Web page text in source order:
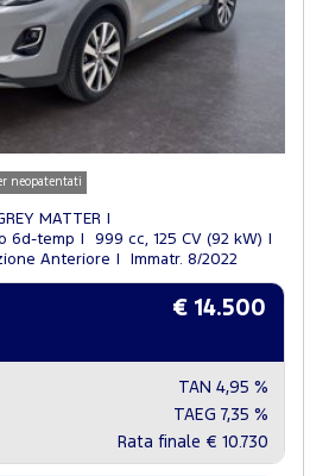
neopatentati
MATTER
6d-temp
999 cc, 125 CV (92 kW)
Anteriore
Immatr. 8/2022
€ 14.500
TAN 4,95 %
TAEG 7,35 %
Rata finale € 10.730